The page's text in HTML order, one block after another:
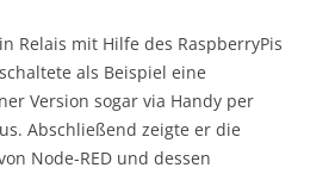
Relais mit Hilfe des RaspberryPis
als Beispiel eine
Version sogar via Handy per
Abschließend zeigte er die
Node-RED und dessen